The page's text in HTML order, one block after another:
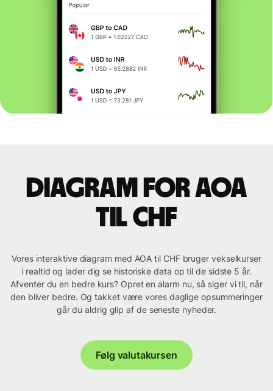
Diagram for AOA
til CHF
Vores interaktive diagram med AOA til CHF bruger vekselkurser
i realtid og lader dig se historiske data op til de sidste 5 år.
Afventer du en bedre kurs? Opret en alarm nu, så siger vi til, når
den bliver bedre. Og takket være vores daglige opsummeringer
går du aldrig glip af de seneste nyheder.
Følg valutakursen